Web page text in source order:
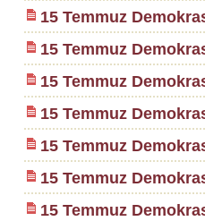
15 Temmuz
15 Temmuz
15 Temmuz
15 Temmuz
15 Temmuz
15 Temmuz
15 Temmuz